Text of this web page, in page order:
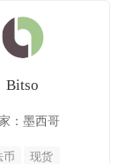
Bitso
：墨西哥
币 现货